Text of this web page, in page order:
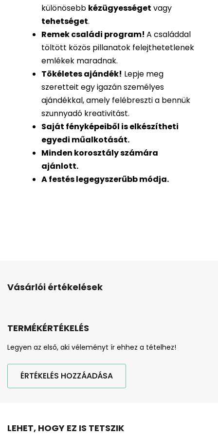
különösebb kézügyességet vagy
tehetséget.
Remek családi program! A családdal
töltött közös pillanatok felejthetetlenek
emlékek maradnak.
Tökéletes ajándék! Lepje meg
szeretteit egy igazán személyes
ajándékkal, amely felébreszti a bennük
szunnyadó kreativitást.
Saját fényképeiből iselkészítheti
egyedi műalkotását.
Minden korosztály számára
ajánlott.
A festés legegyszerűbb módja.
Vásárlói értékelések
TERMÉKÉRTÉKELÉS
Legyen az első, aki véleményt ír ehhez a tételhez!
ÉRTÉKELÉS HOZZÁADÁSA
LEHET, HOGY EZ IS TETSZIK